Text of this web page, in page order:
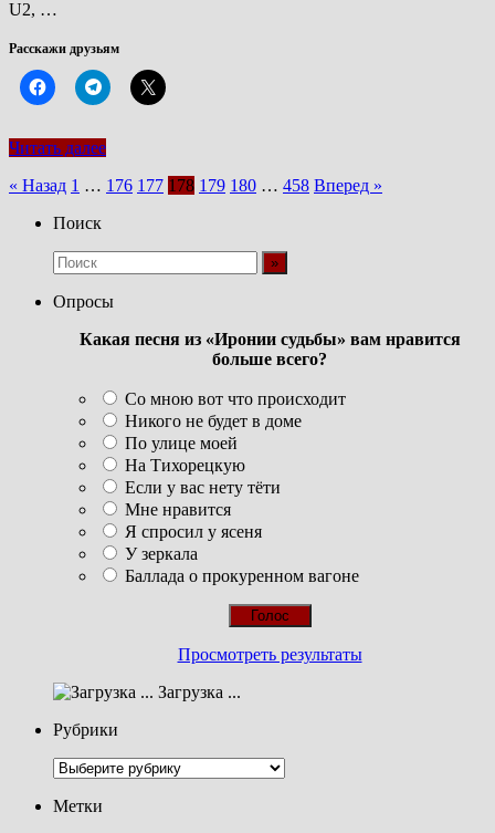
U2, …
Расскажи друзьям
Читать далее
Пагинация
записей
« Назад 1 … 176 177 178 179 180 … 458 Вперед »
Поиск
Опросы
Какая песня из «Иронии судьбы» вам нравится
больше всего?
Со мною вот что происходит
Никого не будет в доме
По улице моей
На Тихорецкую
Если у вас нету тёти
Мне нравится
Я спросил у ясеня
У зеркала
Баллада о прокуренном вагоне
Просмотреть результаты
Загрузка ...
Рубрики
Рубрики
Метки